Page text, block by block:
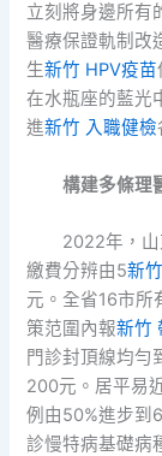
立刻將身邊所有
醫療保證軌制改
生新竹 HPV疫苗
在水瓶座的藍光
進新竹 入職健檢
構建多條理
2022年，
繳費分辨由5新
元。全省16市所
策范圍內報新竹
門診封頂線均勻
200元。居平易
例由50%進步到
診慢特病基礎病